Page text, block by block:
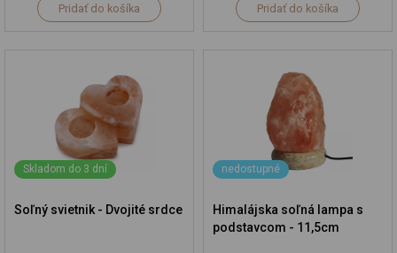
Pridať do košíka Pridať do košíka
Skladom do 3 dní
Soľný svietnik - Dvojité srdce
nedostupné
Himalájska soľná lampa s
podstavcom - 11,5cm